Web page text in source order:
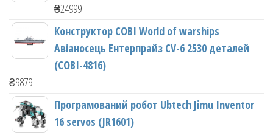
₴24999
Конструктор COBI World of warships
Авіаносець Ентерпрайз CV-6 2530 деталей
(COBI-4816)
₴9879
Програмований робот Ubtech Jimu Inventor
16 servos (JR1601)